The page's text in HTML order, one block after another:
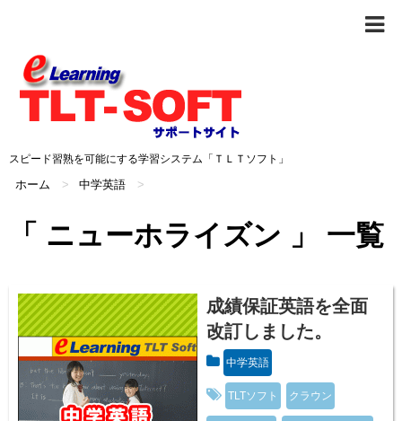
スピード習熟を可能にする学習システム「ＴＬＴソフト」
ホーム > 中学英語 >
「 ニューホライズン 」 一覧
成績保証英語を全面
改訂しました。
中学英語
TLTソフト クラウン